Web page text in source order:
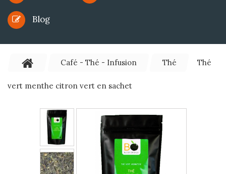
Blog
Café - Thé - Infusion Thé Thé
vert menthe citron vert en sachet